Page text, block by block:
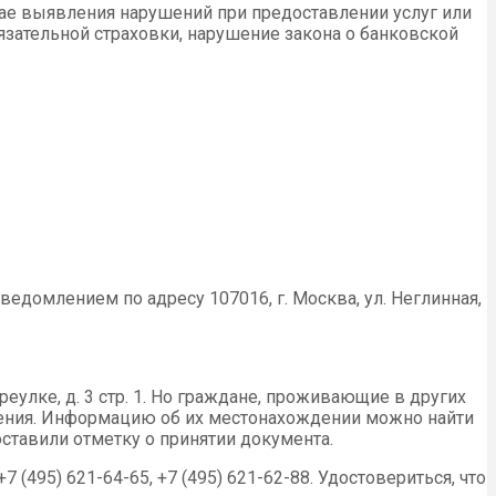
выявления нарушений при предоставлении услуг или
страховки, нарушение закона о банковской
по адресу 107016, г. Москва, ул. Неглинная,
д. 3 стр. 1. Но граждане, проживающие в других
Информацию об их местонахождении можно найти
отметку о принятии документа.
621-64-65, +7 (495) 621-62-88. Удостовериться, что